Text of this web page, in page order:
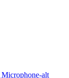
Microphone-alt